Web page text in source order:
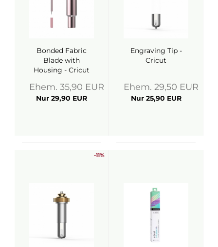
Bonded Fabric
Blade with
Housing - Cricut
Ehem. 35,90 EUR
Nur 29,90 EUR
Engraving Tip -
Cricut
Ehem. 29,50 EUR
Nur 25,90 EUR
-11%